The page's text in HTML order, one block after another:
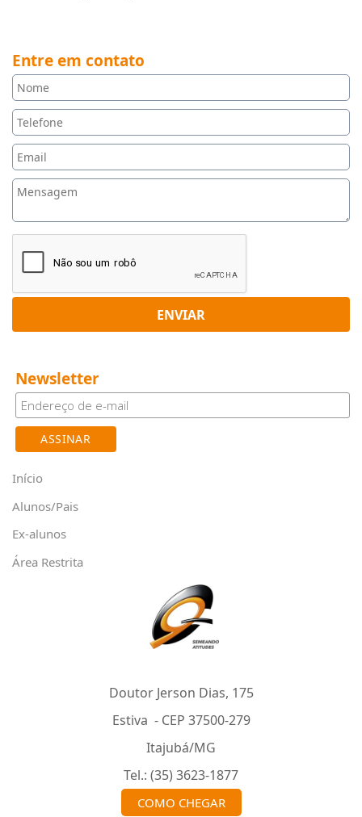
Entre em contato
ENVIAR
Newsletter
Início
Alunos/Pais
Ex-alunos
Área Restrita
Doutor Jerson Dias, 175
Estiva - CEP 37500-279
Itajubá/MG
Tel.: (35) 3623-1877
COMO CHEGAR